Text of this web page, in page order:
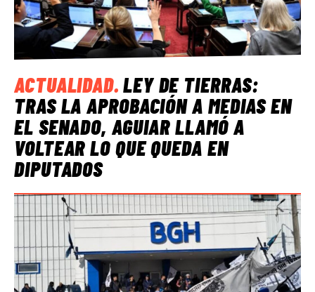
ACTUALIDAD.LEY DE TIERRAS:
TRAS LA APROBACIÓN A MEDIAS EN
EL SENADO, AGUIAR LLAMÓ A
VOLTEAR LO QUE QUEDA EN
DIPUTADOS